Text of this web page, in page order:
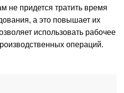
не придется тратить время
а это повышает их
использовать рабочее
операций.